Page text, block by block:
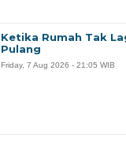
Ketika Rumah Tak
Pulang
Friday, 7 Aug 2026 - 21:05 WIB